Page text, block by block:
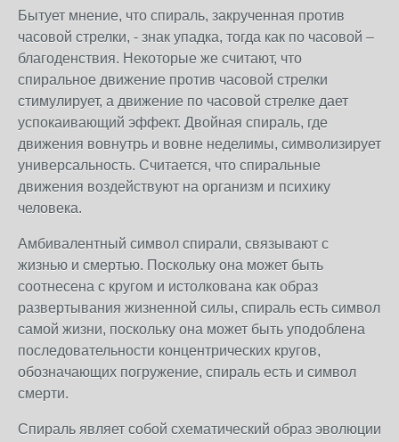
Бытует мнение, что спираль, закрученная против
часовой стрелки, - знак упадка, тогда как по часовой –
благоденствия. Некоторые же считают, что
спиральное движение против часовой стрелки
стимулирует, а движение по часовой стрелке дает
успокаивающий эффект. Двойная спираль, где
движения вовнутрь и вовне неделимы, символизирует
универсальность. Считается, что спиральные
движения воздействуют на организм и психику
человека.
Амбивалентный символ спирали, связывают с
жизнью и смертью. Поскольку она может быть
соотнесена с кругом и истолкована как образ
развертывания жизненной силы, спираль есть символ
самой жизни, поскольку она может быть уподоблена
последовательности концентрических кругов,
обозначающих погружение, спираль есть и символ
смерти.
Спираль являет собой схематический образ эволюции